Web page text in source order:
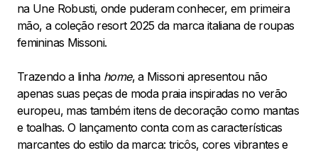
na Une Robusti, onde puderam conhecer, em primeira
mão, a coleção resort 2025 da marca italiana de roupas
femininas Missoni.
Trazendo a linha home, a Missoni apresentou não
apenas suas peças de moda praia inspiradas no verão
europeu, mas também itens de decoração como mantas
e toalhas. O lançamento conta com as características
marcantes do estilo da marca: tricôs, cores vibrantes e